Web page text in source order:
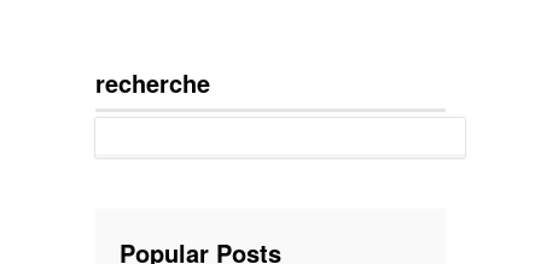
recherche
Popular Posts